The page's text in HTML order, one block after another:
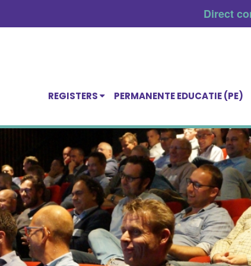
Direct
REGISTERS PERMANENTE EDUCATIE (PE)